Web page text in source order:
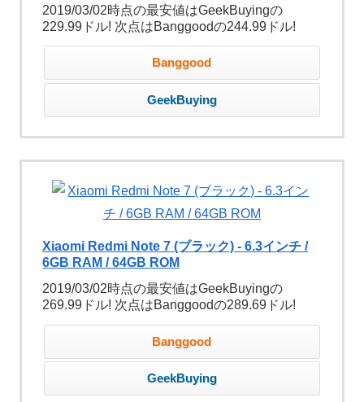
2019/03/02時点の最安値はGeekBuyingの
229.99ドル! 次点はBanggoodの244.99ドル!
Banggood
GeekBuying
Xiaomi Redmi Note 7 (ブラック) - 6.3インチ /
6GB RAM / 64GB ROM
2019/03/02時点の最安値はGeekBuyingの
269.99ドル! 次点はBanggoodの289.69ドル!
Banggood
GeekBuying